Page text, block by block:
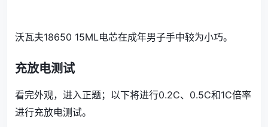
沃瓦夫18650 15ML电芯在成年男子手中较为小巧。
充放电测试
看完外观，进入正题；以下将进行0.2C、0.5C和1C倍率
进行充放电测试。